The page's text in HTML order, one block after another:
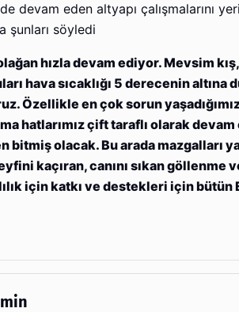
devam eden altyapı çalışmalarını
şunları söyledi
hızla devam ediyor. Mevsim
hava sıcaklığı 5 derecenin
Özellikle en çok sorun
hatlarımız çift taraflı olarak
bitmiş olacak. Bu arada mazgalları
kaçıran, canını sıkan göllenme
için katkı ve destekleri için